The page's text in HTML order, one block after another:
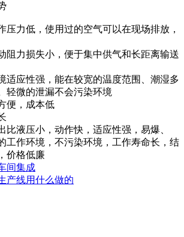
压力低，使用过的空气可以在现场排放，
阻力损失小，便于集中供气和长距离输送
适应性强，能在较宽的温度范围、潮湿多
轻微的泄漏不会污染环境
便，成本低
比液压小，动作快，适应性强，易爆、
工作环境，不污染环境，工作寿命长，结
价格低廉
间集成
产线用什么做的